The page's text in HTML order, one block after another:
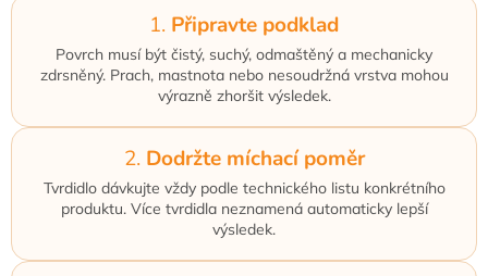
1. Připravte podklad
Povrch musí být čistý, suchý, odmaštěný a mechanicky
zdrsněný. Prach, mastnota nebo nesoudržná vrstva mohou
výrazně zhoršit výsledek.
2. Dodržte míchací poměr
Tvrdidlo dávkujte vždy podle technického listu konkrétního
produktu. Více tvrdidla neznamená automaticky lepší
výsledek.